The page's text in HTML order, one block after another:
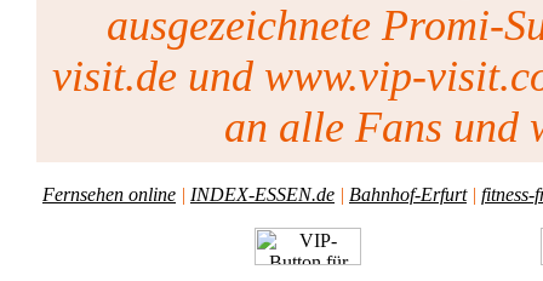
ausgezeichnete Promi-
visit.de und www.vip-
an alle Fans und
Fernsehen online | INDEX-ESSEN.de | Bahnhof-Erfurt| fitness-